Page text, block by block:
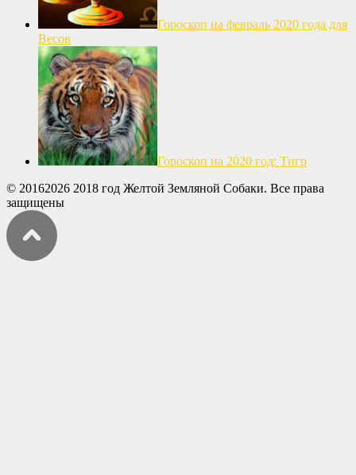
Гороскоп на февраль 2020 года для
Весов
Гороскоп на 2020 год: Тигр
© 20162026 2018 год Желтой Земляной Собаки. Все права
защищены